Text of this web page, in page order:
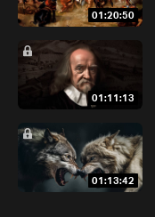
01:20:50
01:11:13
01:13:42